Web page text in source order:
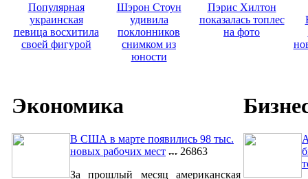
Популярная
украинская
певица восхитила
своей фигурой
Шэрон Стоун
удивила
поклонников
снимком из
юности
Пэрис Хилтон
показалась топлес
на фото
Экономика
В США в марте появились 98 тыс.
новых рабочих мест
26863
За прошлый месяц американская